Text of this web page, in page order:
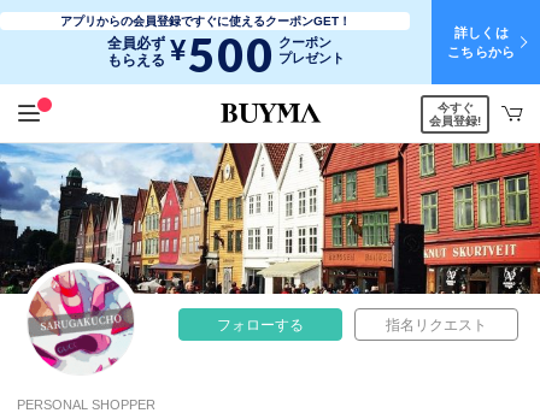
アプリからの会員登録ですぐに使えるクーポンGET！
全員必ず
もらえる ¥500 クーポン
プレゼント
詳しくは
こちらから
今すぐ
会員登録!
フォローする 指名リクエスト
PERSONAL SHOPPER